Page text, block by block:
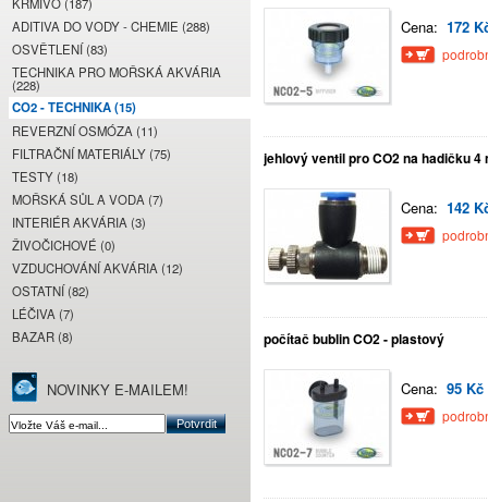
ADITIVA DO VODY - CHEMIE (288)
OSVĚTLENÍ (83)
TECHNIKA PRO MOŘSKÁ AKVÁRIA
(228)
CO2 - TECHNIKA (15)
REVERZNÍ OSMÓZA (11)
FILTRAČNÍ MATERIÁLY (75)
TESTY (18)
MOŘSKÁ SŮL A VODA (7)
INTERIÉR AKVÁRIA (3)
ŽIVOČICHOVÉ (0)
VZDUCHOVÁNÍ AKVÁRIA (12)
OSTATNÍ (82)
LÉČIVA (7)
BAZAR (8)
NOVINKY E-MAILEM!
Cena: 172
jehlový ventil pro CO2 na hadičku 4
Cena: 142
počítač bublin CO2 - plastový
Cena: 95 Kč